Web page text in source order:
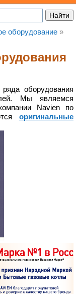
оборудование »
оборудования
Мы являемся
Navien по
оригинальные